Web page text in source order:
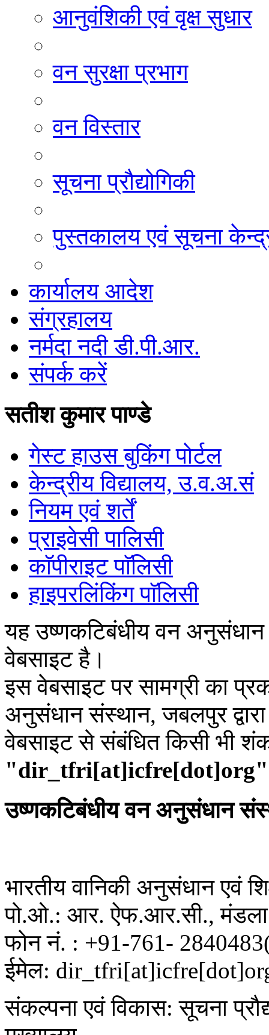
आनुवंशिकी एवं वृक्ष सुधार
वन सुरक्षा प्रभाग
वन विस्तार
सूचना प्रौद्योगिकी
पुस्तकालय एवं सूचना
कार्यालय आदेश
संग्रहालय
नर्मदा नदी डी.पी.आर.
संपर्क करें
सतीश कुमार पाण्डे
गेस्ट हाउस बुकिंग पोर्टल
केन्द्रीय विद्यालय, उ.व.अ.सं
नियम एवं शर्तें
प्राइवेसी पालिसी
काॅपीराइट पाॅलिसी
हाइपरलिंकिंग पाॅलिसी
यह उष्णकटिबंधीय वन
वेबसाइट है।
इस वेबसाइट पर सामग्री का
अनुसंधान संस्थान, जबलपुर
वेबसाइट से संबंधित किसी भी
"dir_tfri[at]icfre[dot]org"
उष्णकटिबंधीय वन अनुसंधान
भारतीय वानिकी अनुसंधान एवं
पो.ओ.: आर. ऐफ.आर.सी., मंडला
फोन नं. : +91-761-
ईमेल:
संकल्पना एवं विकास: सूचना